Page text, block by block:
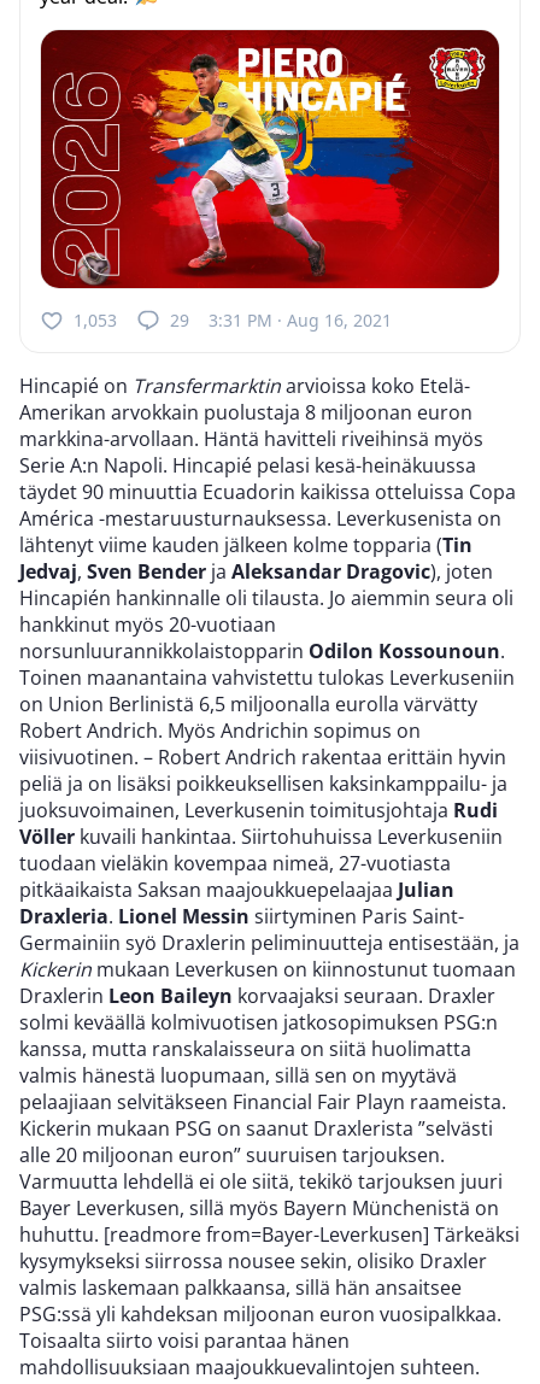
1,053 29 3:31 PM · Aug 16, 2021
Hincapié on Transfermarktinarvioissa koko Etelä-
Amerikan arvokkain puolustaja 8 miljoonan euron
markkina-arvollaan. Häntä havitteli riveihinsä myös
Serie A:n Napoli. Hincapié pelasi kesä-heinäkuussa
täydet 90 minuuttia Ecuadorin kaikissa otteluissa Copa
América -mestaruusturnauksessa. Leverkusenista on
lähtenyt viime kauden jälkeen kolme topparia (Tin
Jedvaj, Sven Bender ja Aleksandar Dragovic), joten
Hincapién hankinnalle oli tilausta. Jo aiemmin seura oli
hankkinut myös 20-vuotiaan
norsunluurannikkolaistopparin Odilon Kossounoun.
Toinen maanantaina vahvistettu tulokas Leverkuseniin
on Union Berlinistä 6,5 miljoonalla eurolla värvätty
Robert Andrich. Myös Andrichin sopimus on
viisivuotinen. – Robert Andrich rakentaa erittäin hyvin
peliä ja on lisäksi poikkeuksellisen kaksinkamppailu- ja
juoksuvoimainen, Leverkusenin toimitusjohtaja Rudi
Völler kuvaili hankintaa. Siirtohuhuissa Leverkuseniin
tuodaan vieläkin kovempaa nimeä, 27-vuotiasta
pitkäaikaista Saksan maajoukkuepelaajaa Julian
Draxleria. Lionel Messin siirtyminen Paris Saint-
Germainiin syö Draxlerin peliminuutteja entisestään, ja
Kickerin mukaan Leverkusen on kiinnostunut tuomaan
Draxlerin Leon Baileyn korvaajaksi seuraan. Draxler
solmi keväällä kolmivuotisen jatkosopimuksen PSG:n
kanssa, mutta ranskalaisseura on siitä huolimatta
valmis hänestä luopumaan, sillä sen on myytävä
pelaajiaan selvitäkseen Financial Fair Playn raameista.
Kickerin mukaan PSG on saanut Draxlerista ”selvästi
alle 20 miljoonan euron” suuruisen tarjouksen.
Varmuutta lehdellä ei ole siitä, tekikö tarjouksen juuri
Bayer Leverkusen, sillä myös Bayern Münchenistä on
huhuttu. [readmore from=Bayer-Leverkusen] Tärkeäksi
kysymykseksi siirrossa nousee sekin, olisiko Draxler
valmis laskemaan palkkaansa, sillä hän ansaitsee
PSG:ssä yli kahdeksan miljoonan euron vuosipalkkaa.
Toisaalta siirto voisi parantaa hänen
mahdollisuuksiaan maajoukkuevalintojen suhteen.